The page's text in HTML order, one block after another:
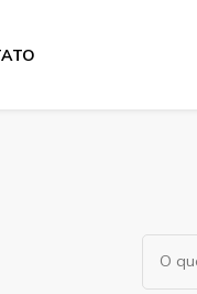
algo?